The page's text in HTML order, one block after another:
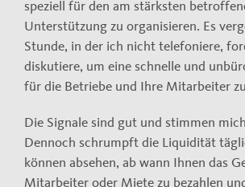
speziell für den am stärksten
Unterstützung zu organisieren. Es
Stunde, in der ich nicht telefoniere,
diskutiere, um eine schnelle und
für die Betriebe und Ihre Mitarbeiter
Die Signale sind gut und stimmen
Dennoch schrumpft die Liquidität
können absehen, ab wann Ihnen das
Mitarbeiter oder Miete zu bezahlen